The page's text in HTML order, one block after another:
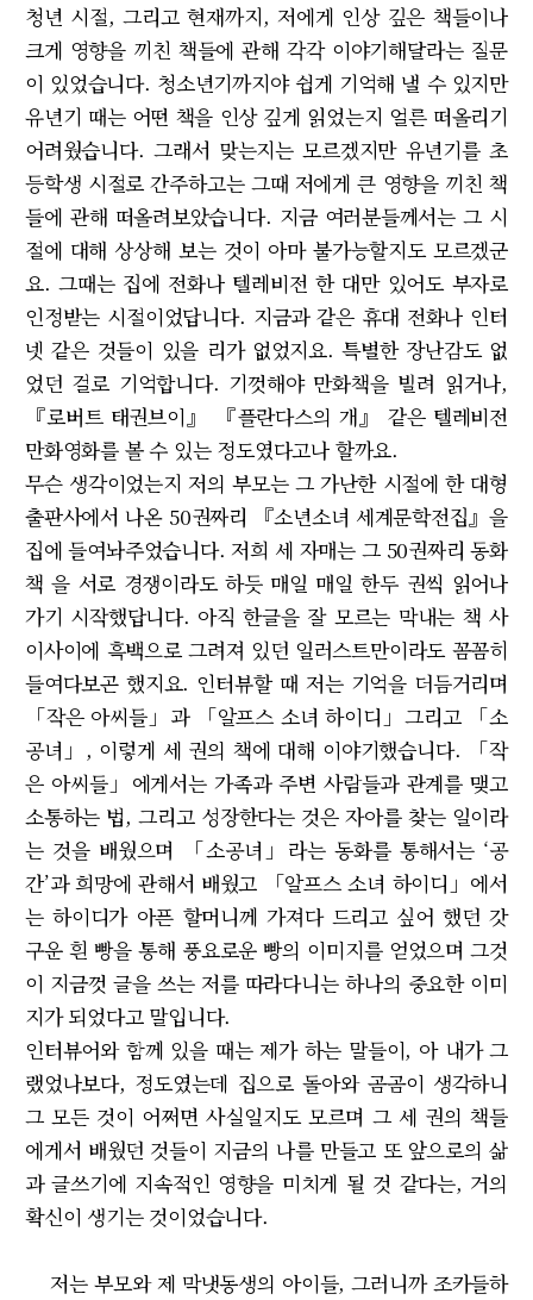
청년 시절, 그리고 현재까지, 저에게 인상 깊은 책들이나
크게 영향을 끼친 책들에 관해 각각 이야기해달라는 질문
이 있었습니다. 청소년기까지야 쉽게 기억해 낼 수 있지만
유년기 때는 어떤 책을 인상 깊게 읽었는지 얼른 떠올리기
어려웠습니다. 그래서 맞는지는 모르겠지만 유년기를 초
등학생 시절로 간주하고는 그때 저에게 큰 영향을 끼친 책
들에 관해 떠올려보았습니다. 지금 여러분들께서는 그 시
절에 대해 상상해 보는 것이 아마 불가능할지도 모르겠군
요. 그때는 집에 전화나 텔레비전 한 대만 있어도 부자로
인정받는 시절이었답니다. 지금과 같은 휴대 전화나 인터
넷 같은 것들이 있을 리가 없었지요. 특별한 장난감도 없
었던 걸로 기억합니다. 기껏해야 만화책을 빌려 읽거나,
『로버트 태권브이』 『플란다스의 개』 같은 텔레비전
만화영화를 볼 수 있는 정도였다고나 할까요.
무슨 생각이었는지 저의 부모는 그 가난한 시절에 한 대형
출판사에서 나온 50권짜리 『소년소녀 세계문학전집』을
집에 들여놔주었습니다. 저희 세 자매는 그 50권짜리 동화
책 을 서로 경쟁이라도 하듯 매일 매일 한두 권씩 읽어나
가기 시작했답니다. 아직 한글을 잘 모르는 막내는 책 사
이사이에 흑백으로 그려져 있던 일러스트만이라도 꼼꼼히
들여다보곤 했지요. 인터뷰할 때 저는 기억을 더듬거리며
「작은 아씨들」과 「알프스 소녀 하이디」그리고 「소
공녀」, 이렇게 세 권의 책에 대해 이야기했습니다. 「작
은 아씨들」에게서는 가족과 주변 사람들과 관계를 맺고
소통하는 법, 그리고 성장한다는 것은 자아를 찾는 일이라
는 것을 배웠으며 「소공녀」라는 동화를 통해서는 ‘공
간’과 희망에 관해서 배웠고 「알프스 소녀 하이디」에서
는 하이디가 아픈 할머니께 가져다 드리고 싶어 했던 갓
구운 흰 빵을 통해 풍요로운 빵의 이미지를 얻었으며 그것
이 지금껏 글을 쓰는 저를 따라다니는 하나의 중요한 이미
지가 되었다고 말입니다.
인터뷰어와 함께 있을 때는 제가 하는 말들이, 아 내가 그
랬었나보다, 정도였는데 집으로 돌아와 곰곰이 생각하니
그 모든 것이 어쩌면 사실일지도 모르며 그 세 권의 책들
에게서 배웠던 것들이 지금의 나를 만들고 또 앞으로의 삶
과 글쓰기에 지속적인 영향을 미치게 될 것 같다는, 거의
확신이 생기는 것이었습니다.
저는 부모와 제 막냇동생의 아이들, 그러니까 조카들하